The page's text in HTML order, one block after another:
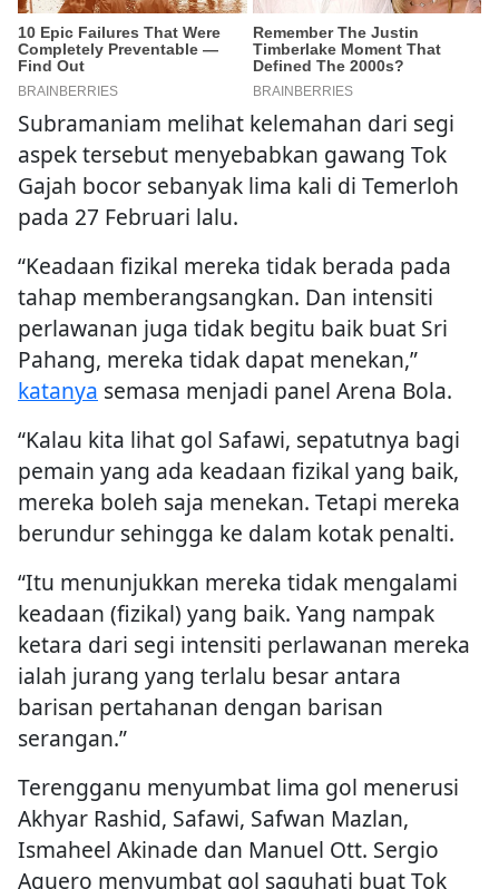
Subramaniam melihat kelemahan dari segi
aspek tersebut menyebabkan gawang Tok
Gajah bocor sebanyak lima kali di Temerloh
pada 27 Februari lalu.
“Keadaan fizikal mereka tidak berada pada
tahap memberangsangkan. Dan intensiti
perlawanan juga tidak begitu baik buat Sri
Pahang, mereka tidak dapat menekan,”
katanya semasa menjadi panel Arena Bola.
“Kalau kita lihat gol Safawi, sepatutnya bagi
pemain yang ada keadaan fizikal yang baik,
mereka boleh saja menekan. Tetapi mereka
berundur sehingga ke dalam kotak penalti.
“Itu menunjukkan mereka tidak mengalami
keadaan (fizikal) yang baik. Yang nampak
ketara dari segi intensiti perlawanan mereka
ialah jurang yang terlalu besar antara
barisan pertahanan dengan barisan
serangan.”
Terengganu menyumbat lima gol menerusi
Akhyar Rashid, Safawi, Safwan Mazlan,
Ismaheel Akinade dan Manuel Ott. Sergio
Aguero menyumbat gol saguhati buat Tok